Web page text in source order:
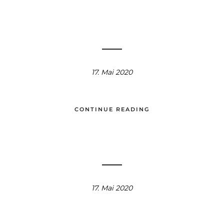
17. Mai 2020
CONTINUE READING
17. Mai 2020